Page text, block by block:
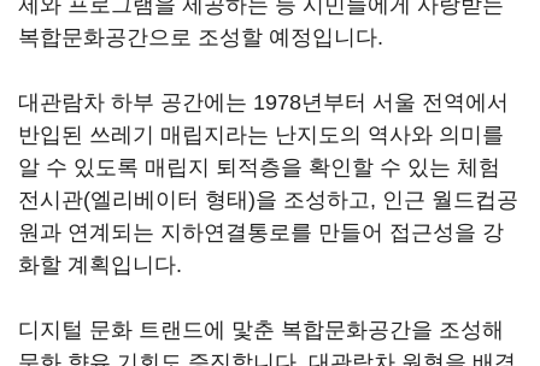
제와 프로그램을 제공하는 등 시민들에게 사랑받는
복합문화공간으로 조성할 예정입니다.
대관람차 하부 공간에는 1978년부터 서울 전역에서
반입된 쓰레기 매립지라는 난지도의 역사와 의미를
알 수 있도록 매립지 퇴적층을 확인할 수 있는 체험
전시관(엘리베이터 형태)을 조성하고, 인근 월드컵공
원과 연계되는 지하연결통로를 만들어 접근성을 강
화할 계획입니다.
디지털 문화 트랜드에 맟춘 복합문화공간을 조성해